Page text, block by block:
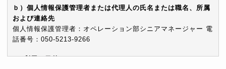
ｂ）個人情報保護管理者または代理人の氏名または職名、所属
および連絡先
個人情報保護管理者：オペレーション部シニアマネージャー 電
話番号：050-5213-9266
c）利用の目的